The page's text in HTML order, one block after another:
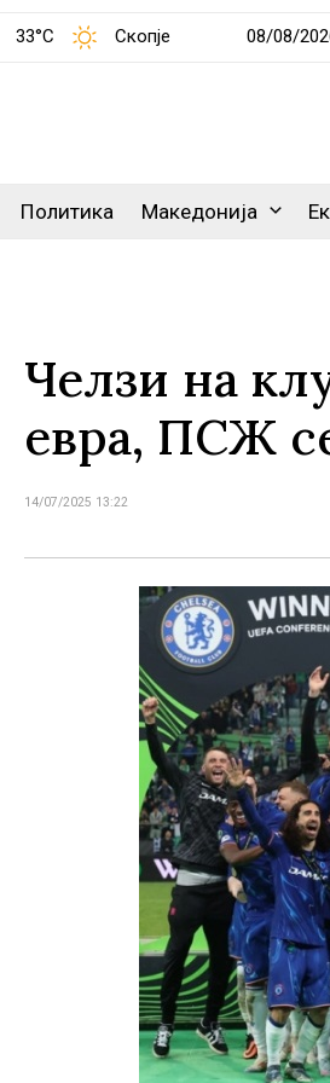
33°C Скопје 08/08/
Политика Македонија
Челзи на
евра, ПСЖ
14/07/2025 13:22